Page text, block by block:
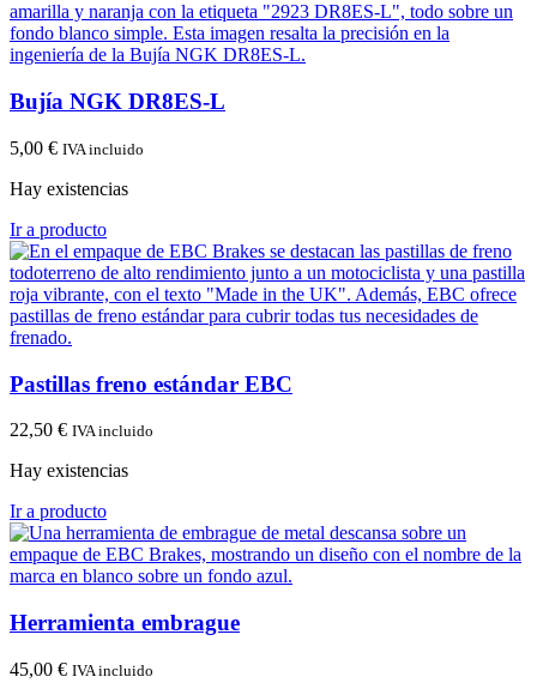
Bujía NGK DR8ES-L
5,00 € IVA incluido
Hay existencias
Ir a producto
Pastillas freno estándar EBC
22,50 € IVA incluido
Hay existencias
Ir a producto
Herramienta embrague
45,00 € IVA incluido